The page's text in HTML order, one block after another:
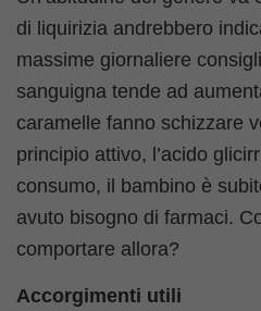
di liquirizia andrebbero
massime giornaliere
sanguigna tende ad
caramelle fanno schizzare
principio attivo, l’acido
consumo, il bambino è
avuto bisogno di farmaci.
comportare allora?
Accorgimenti utili